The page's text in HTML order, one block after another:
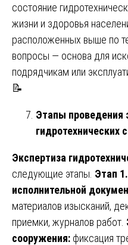
состояние
жизни и здоровья
расположенных выше по
вопросы — основа для
подрядчикам или
📝
Этапы проведения
гидротехнических
Экспертиза
следующие этапы. Этап
исполнительной
материалов изысканий,
приемки, журналов работ.
сооружения: фиксация